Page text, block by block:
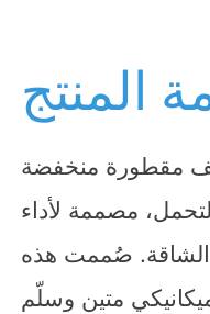
مقطورة منخفضة
مصممة لأداء
الشاقة. صُممت هذه
متين وسلّم